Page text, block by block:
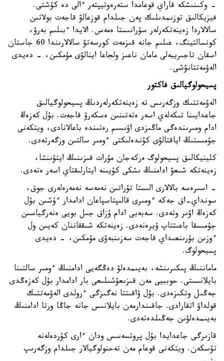
- وكىنىشكە قاراي قوعامدا ستەرەوتيپتەر ءالى دە كۇشتى.
فيزيكالىق توزىمدىلىك پەن جىلدام قوزعالۋ قاجەت بولاتىن
سالالاردا زەينەتكەرلەر سۇرانىستا ەمەس. الايدا ءبىلىم بەرۋ،
كونسالتينگ، عىلىم جانە قىزمەت كورسەتۋ سالالارىندا 60 جاستان
اسقان تاجىريبەلى مامان ناعىز ولجاعا اينالۋى مۇمكىن، - دەيدى
الەۋمەتتانۋشى.
پسيحولوگيالىق فاكتور
الەۋمەتتىك وزگەرىس تە زەينەتكەرلەردىڭ پسيحولوگيالىق
جاعدايىنا تىكەلەي اسەر ەتەتىنىن ەسكەرۋ قاجەت. بۇل كەزەڭ
ادام ومىرىندەگى ماڭىزدى اۋىسىم رەتىندە باعالانادى، ويتكەنى
جۇمىستىڭ اياقتالۋى كۇندەلىكتى ءومىر سالتىن وزگەرتەدى.
كلينيكالىق پسيحولوگ ەركەجان مۇرات قىزىنىڭ ايتۋىنشا،
زەينەتكە شىعۋ ادامنىڭ ىشكى كۇيىنە ايتارلىقتاي اسەر ەتەدى.
- اسىرەسە بالالارى الىستا تۇراتىن نەمەسە نەمەرەلەرى جوق،
سونداي-اق جەكە ءومىرى قالىپتاسپاعان ادامدار ءۇشىن بۇل
كەزەڭ اۋىر وتەدى. سەبەبى ادام ۇزاق جىل بويى ەنەرگياسىن
جۇمىسقا باعىتتاپ ۇيرەنەدى. زەينەتكە شىققاننان كەيىن ول
ءوزىن بۇرىنعىداي قاجەت سەزىنبەۋى مۇمكىن، - دەيدى
پسيحولوگ.
ماماننىڭ پىكىرىنشە، بەيىمدەلۋ دەڭگەيى ادامنىڭ ءومىر سالتىنا
بايلانىستى. حوببيى مەن قىزىعۋشىلىعى بار ادامدار بۇل كەزەڭدى
جەڭىل وتكىزەدى. بۇل ۋاقىتتا نەگىزگى ءرولدى الەۋمەتتىك
قولداۋ اتقارادى. جاقىندارمەن بايلانىس جانە جاڭا ورتا ادامنىڭ
بەيىمدەلۋىن جەڭىلدەتەدى.
قازىرگى جاعدايدا بۇل پروتسەسس ودان ءارى كۇردەلەنە
تۇسكەن. ويتكەنى قوعام مەن تەحنولوگيالار جىلدام وزگەرىپ